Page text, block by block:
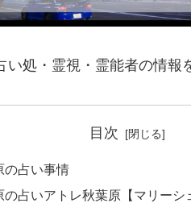
処・霊視・霊能者の情報
目次
の占い事情
の占いアトレ秋葉原【マリーシ